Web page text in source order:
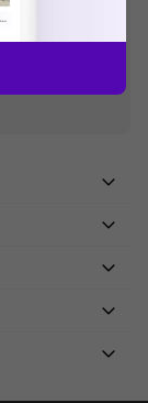
수 있으니, 정확
다 금액이 다르게